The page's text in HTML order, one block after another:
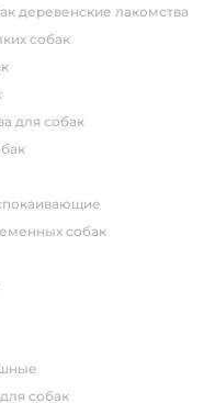
деревенские лакомства
собак
для собак
собак
собак